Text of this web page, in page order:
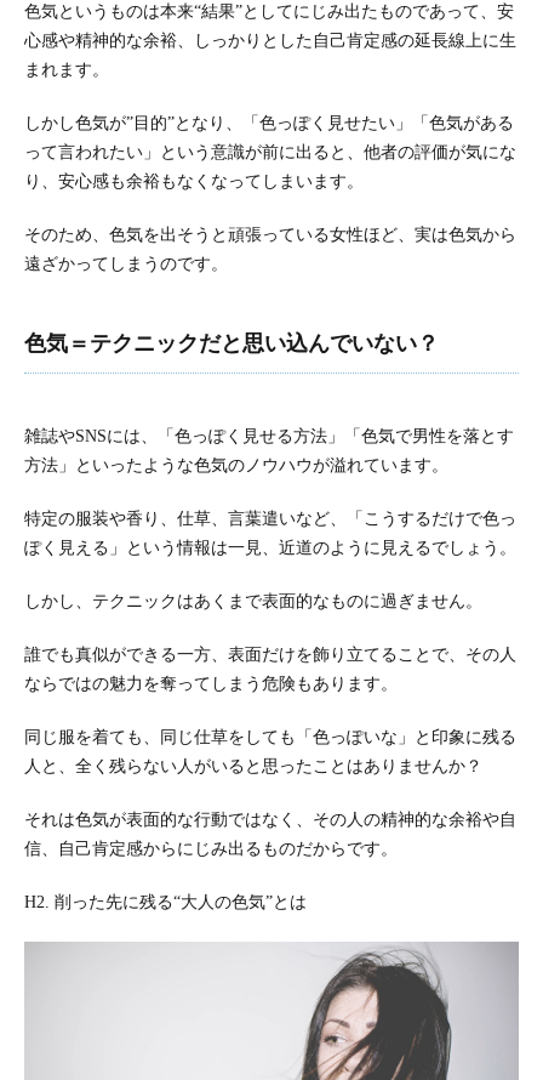
色気というものは本来“結果”としてにじみ出たものであって、安
心感や精神的な余裕、しっかりとした自己肯定感の延長線上に生
まれます。
しかし色気が”目的”となり、「色っぽく見せたい」「色気がある
って言われたい」という意識が前に出ると、他者の評価が気にな
り、安心感も余裕もなくなってしまいます。
そのため、色気を出そうと頑張っている女性ほど、実は色気から
遠ざかってしまうのです。
色気＝テクニックだと思い込んでいない？
雑誌やSNSには、「色っぽく見せる方法」「色気で男性を落とす
方法」といったような色気のノウハウが溢れています。
特定の服装や香り、仕草、言葉遣いなど、「こうするだけで色っ
ぽく見える」という情報は一見、近道のように見えるでしょう。
しかし、テクニックはあくまで表面的なものに過ぎません。
誰でも真似ができる一方、表面だけを飾り立てることで、その人
ならではの魅力を奪ってしまう危険もあります。
同じ服を着ても、同じ仕草をしても「色っぽいな」と印象に残る
人と、全く残らない人がいると思ったことはありませんか？
それは色気が表面的な行動ではなく、その人の精神的な余裕や自
信、自己肯定感からにじみ出るものだからです。
H2. 削った先に残る“大人の色気”とは